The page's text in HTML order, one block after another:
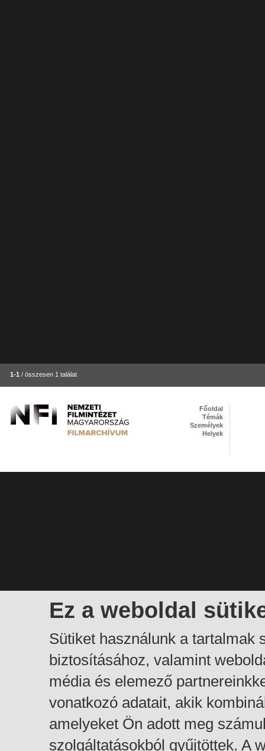
1-1 / összesen 1 találat
Ez a weboldal
Sütiket használunk a tartalmak
biztosításához, valamint
média és elemező
vonatkozó adatait, akik
amelyeket Ön adott meg
szolgáltatásokból gyűjtöttek. A
Főoldal
Témák
Személyek
Helyek